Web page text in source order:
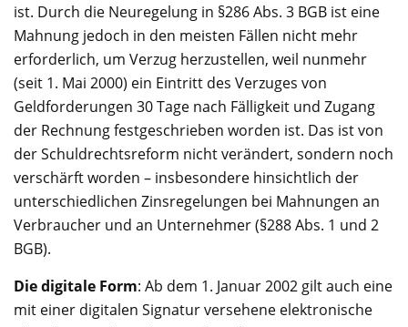
ist. Durch die Neuregelung in §286 Abs. 3 BGB ist eine
Mahnung jedoch in den meisten Fällen nicht mehr
erforderlich, um Verzug herzustellen, weil nunmehr
(seit 1. Mai 2000) ein Eintritt des Verzuges von
Geldforderungen 30 Tage nach Fälligkeit und Zugang
der Rechnung festgeschrieben worden ist. Das ist von
der Schuldrechtsreform nicht verändert, sondern noch
verschärft worden – insbesondere hinsichtlich der
unterschiedlichen Zinsregelungen bei Mahnungen an
Verbraucher und an Unternehmer (§288 Abs. 1 und 2
BGB).
Die digitale Form: Ab dem 1. Januar 2002 gilt auch eine
mit einer digitalen Signatur versehene elektronische